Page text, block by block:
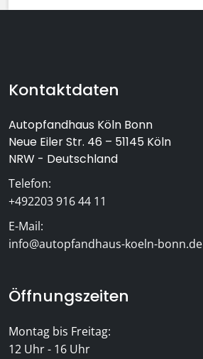
Kontaktdaten
Autopfandhaus Köln Bonn
Neue Eiler Str. 46 – 51145 Köln
NRW - Deutschland
Telefon:
+492203 916 44 11
E-Mail:
info@autopfandhaus-koeln-bonn.de
Öffnungszeiten
Montag bis Freitag:
12 Uhr - 16 Uhr